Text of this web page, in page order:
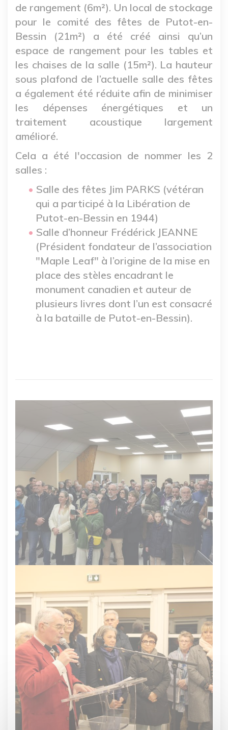
de rangement (6m²). Un local de stockage
pour le comité des fêtes de Putot-en-
Bessin (21m²) a été créé ainsi qu’un
espace de rangement pour les tables et
les chaises de la salle (15m²). La hauteur
sous plafond de l’actuelle salle des fêtes
a également été réduite afin de minimiser
les dépenses énergétiques et un
traitement acoustique largement
amélioré.
Cela a été l'occasion de nommer les 2
salles :
Salle des fêtes Jim PARKS (vétéran
qui a participé à la Libération de
Putot-en-Bessin en 1944)
Salle d’honneur Frédérick JEANNE
(Président fondateur de l’association
"Maple Leaf" à l’origine de la mise en
place des stèles encadrant le
monument canadien et auteur de
plusieurs livres dont l’un est consacré
à la bataille de Putot-en-Bessin).